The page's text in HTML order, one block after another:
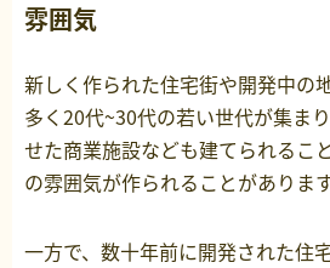
雰囲気
新しく作られた住宅街や開発中の
多く20代~30代の若い世代が集ま
せた商業施設なども建てられるこ
の雰囲気が作られることがあります
一方で、数十年前に開発された住